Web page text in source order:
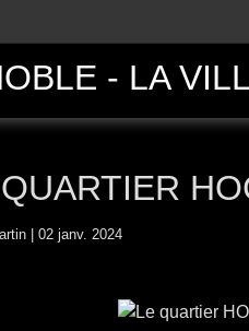
- LA
QUARTIER
02 janv. 2024